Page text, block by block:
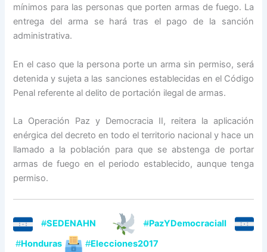
mínimos para las personas que porten armas de fuego. La
entrega del arma se hará tras el pago de la sanción
administrativa.
En el caso que la persona porte un arma sin permiso, será
detenida y sujeta a las sanciones establecidas en el Código
Penal referente al delito de portación ilegal de armas.
La Operación Paz y Democracia II, reitera la aplicación
enérgica del decreto en todo el territorio nacional y hace un
llamado a la población para que se abstenga de portar
armas de fuego en el periodo establecido, aunque tenga
permiso.
#SEDENAHN #PazYDemocraciaII
#Honduras #Elecciones2017